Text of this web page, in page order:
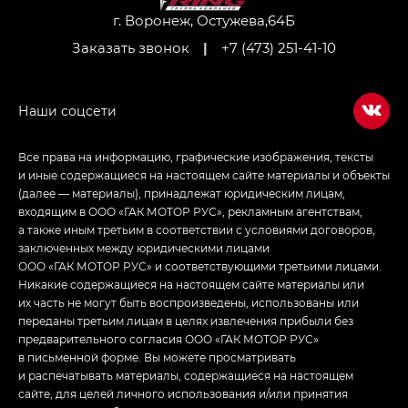
Empow — Эмпау (Empow) в комплектации
г. Воронеж, Остужева,64Б
Заказать звонок
| +7 (473) 251-41-10
Все права на информацию, графические изображения, тексты
и иные содержащиеся на настоящем сайте материалы и объекты
(далее — материалы), принадлежат юридическим лицам,
входящим в ООО «ГАК МОТОР РУС», рекламным агентствам,
а также иным третьим в соответствии с условиями договоров,
заключенных между юридическими лицами
ООО «ГАК МОТОР РУС» и соответствующими третьими лицами.
Никакие содержащиеся на настоящем сайте материалы или
их часть не могут быть воспроизведены, использованы или
переданы третьим лицам в целях извлечения прибыли без
предварительного согласия ООО «ГАК МОТОР РУС»
в письменной форме. Вы можете просматривать
и распечатывать материалы, содержащиеся на настоящем
сайте, для целей личного использования и/или принятия